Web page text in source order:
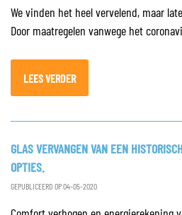
We vinden het heel vervelend, maar
Door maatregelen vanwege het
LEES VERDER
GLAS VERVANGEN VAN EEN
OPTIES.
GEPUBLICEERD OP 04-05-2020